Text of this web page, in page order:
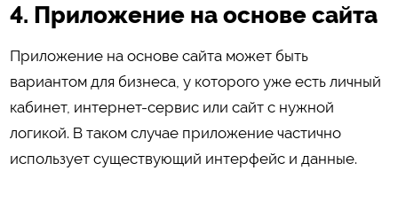
4. Приложение на основе сайта
Приложение на основе сайта может быть
вариантом для бизнеса, у которого уже есть личный
кабинет, интернет-сервис или сайт с нужной
логикой. В таком случае приложение частично
использует существующий интерфейс и данные.